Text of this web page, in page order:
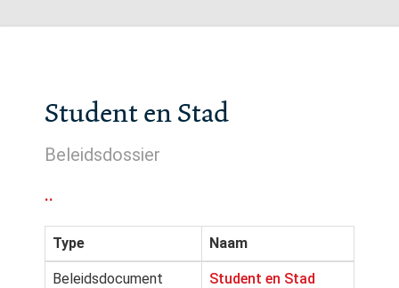
Student en Stad
Beleidsdossier
..
Type Naam
Beleidsdocument Student en Stad